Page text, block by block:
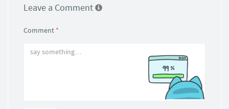
Leave a Comment
Comment *